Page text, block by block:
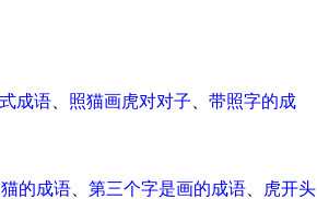
成语 照猫画虎对对子
带照字的成
的成语 第三个字是画的成语
虎开头